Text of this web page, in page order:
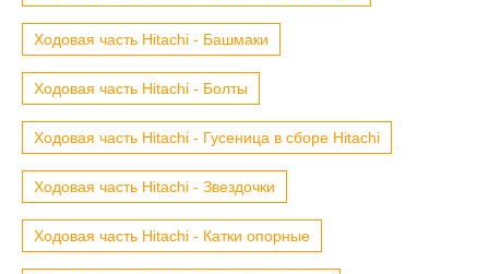
Ходовая часть Hitachi - Башмаки
Ходовая часть Hitachi - Болты
Ходовая часть Hitachi - Гусеница в сборе Hitachi
Ходовая часть Hitachi - Звездочки
Ходовая часть Hitachi - Катки опорные